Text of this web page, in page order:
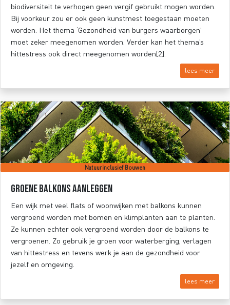
biodiversiteit te verhogen geen vergif gebruikt mogen worden.
Bij voorkeur zou er ook geen kunstmest toegestaan moeten
worden. Het thema ‘Gezondheid van burgers waarborgen’
moet zeker meegenomen worden. Verder kan het thema’s
hittestress ook direct meegenomen worden[2].
lees meer
Natuurinclusief Bouwen
Groene balkons aanleggen
Een wijk met veel flats of woonwijken met balkons kunnen
vergroend worden met bomen en klimplanten aan te planten.
Ze kunnen echter ook vergroend worden door de balkons te
vergroenen. Zo gebruik je groen voor waterberging, verlagen
van hittestress en tevens werk je aan de gezondheid voor
jezelf en omgeving.
lees meer